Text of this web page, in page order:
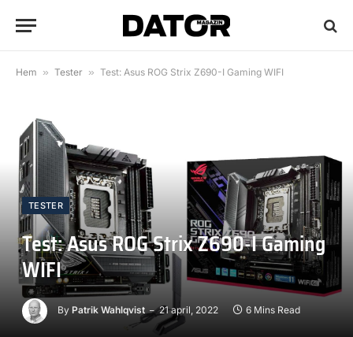
Hem » Tester » Test: Asus ROG Strix Z690-I Gaming WIFI
TESTER
Test: Asus ROG Strix Z690-I Gaming
WIFI
By Patrik Wahlqvist 21 april, 2022 6 Mins Read